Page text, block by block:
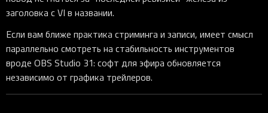
заголовка с VI в названии.
Если вам ближе практика стриминга и записи, имеет смысл
параллельно смотреть на стабильность инструментов
вроде OBS Studio 31: софт для эфира обновляется
независимо от графика трейлеров.